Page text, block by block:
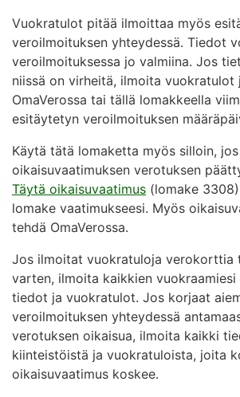
Vuokratulot pitää ilmoittaa myös
veroilmoituksen yhteydessä. Tiedot
veroilmoituksessa jo valmiina. Jos
niissä on virheitä, ilmoita vuokratulot
OmaVerossa tai tällä lomakkeella
esitäytetyn veroilmoituksen
Käytä tätä lomaketta myös silloin,
oikaisuvaatimuksen verotuksen
Täytä oikaisuvaatimus (lomake
lomake vaatimukseesi. Myös
tehdä OmaVerossa.
Jos ilmoitat vuokratuloja verokorttia
varten, ilmoita kaikkien
tiedot ja vuokratulot. Jos korjaat
veroilmoituksen yhteydessä
verotuksen oikaisua, ilmoita kaikki
kiinteistöistä ja vuokratuloista, joita
oikaisuvaatimus koskee.